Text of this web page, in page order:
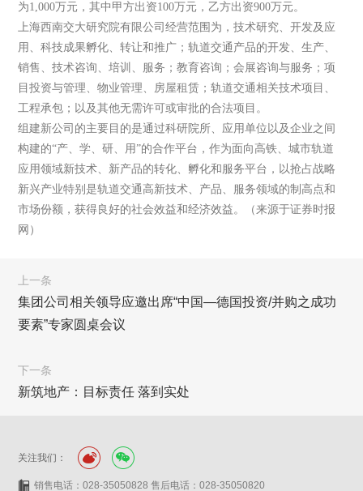
为1,000万元，其中甲方出资100万元，乙方出资900万元。
上海西南交大研究院有限公司经营范围为，技术研究、开发及应
用、科技成果孵化、转让和推广；轨道交通产品的开发、生产、
销售、技术咨询、培训、服务；教育咨询；会展咨询与服务；项
目投资与管理、物业管理、房屋租赁；轨道交通相关技术项目、
工程承包；以及其他无需许可或审批的合法项目。
组建新公司的主要目的是通过科研院所、应用单位以及企业之间
构建的“产、学、研、用”的合作平台，作为面向高铁、城市轨道
应用领域新技术、新产品的转化、孵化和服务平台，以抢占战略
新兴产业特别是轨道交通高新技术、产品、服务领域的制高点和
市场份额，获得良好的社会效益和经济效益。（来源于证券时报
网）
上一条
集团公司相关领导应邀出席“中国—德国投资/并购之成功
要素”专家圆桌会议
下一条
新筑地产：目标责任 落到实处
关注我们：
销售电话：028-35050828 售后电话：028-35050820